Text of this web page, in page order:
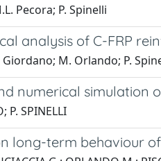
Pecora; P. Spinelli
analysis of C-FRP
M. Orlando; P.
numerical simulation
P. SPINELLI
long-term behaviour